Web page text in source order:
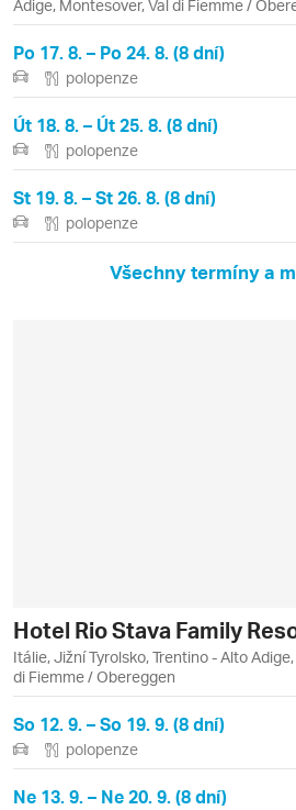
Adige, Montesover, Val di Fiemme /
Po 17. 8. – Po 24. 8. (8 dní)
polopenze
Út 18. 8. – Út 25. 8. (8 dní)
polopenze
St 19. 8. – St 26. 8. (8 dní)
polopenze
Všechny termíny a
Hotel Rio Stava Family
Itálie, Jižní Tyrolsko, Trentino - Alto Adige,
di Fiemme / Obereggen
So 12. 9. – So 19. 9. (8 dní)
polopenze
Ne 13. 9. – Ne 20. 9. (8 dní)